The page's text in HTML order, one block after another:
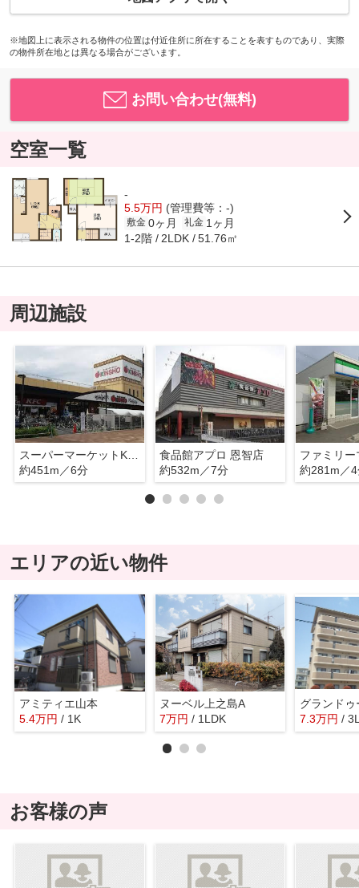
※地図上に表示される物件の位置は付近住所に所在することを表すものであり、実際
の物件所在地とは異なる場合がございます。
お問い合わせ(無料)
空室一覧
-
5.5万円 (管理費等：-)
敷金 0ヶ月 礼金 1ヶ月
1-2階 2LDK 51.76㎡
周辺施設
スーパーマーケットKINSHO(近商) 恩智店
約451m／6分
食品館アプロ 恩智店
約532m／7分
約281m／
エリアの近い物件
アミティエ山本
5.4万円 / 1K
ヌーベル上之島A
7万円 / 1LDK
グランド
7.3万円 /
お客様の声